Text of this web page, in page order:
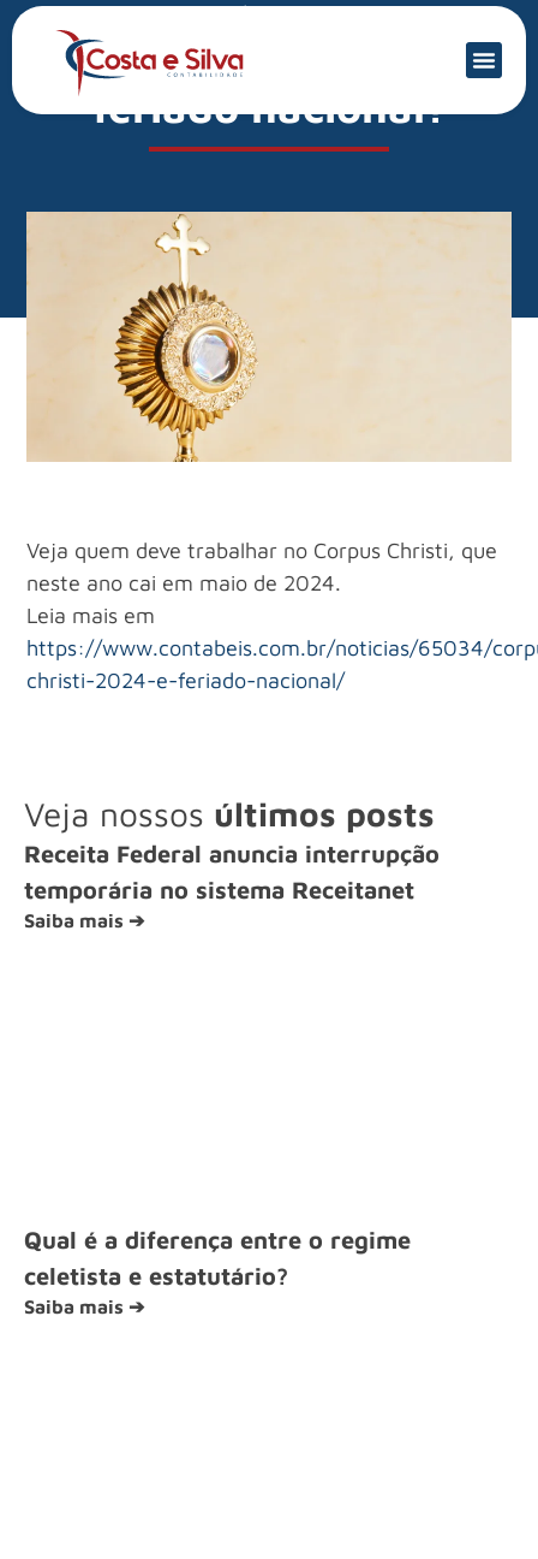
Mercado Financeiro
Corpus Christi 2024 é
feriado nacional?
Veja quem deve trabalhar no Corpus Christi, que
neste ano cai em maio de 2024.
Leia mais em
https://www.contabeis.com.br/noticias/65034/
christi-2024-e-feriado-nacional/
Veja nossos últimos posts
Receita Federal anuncia interrupção
temporária no sistema Receitanet
Saiba mais ➔
Qual é a diferença entre o regime
celetista e estatutário?
Saiba mais ➔